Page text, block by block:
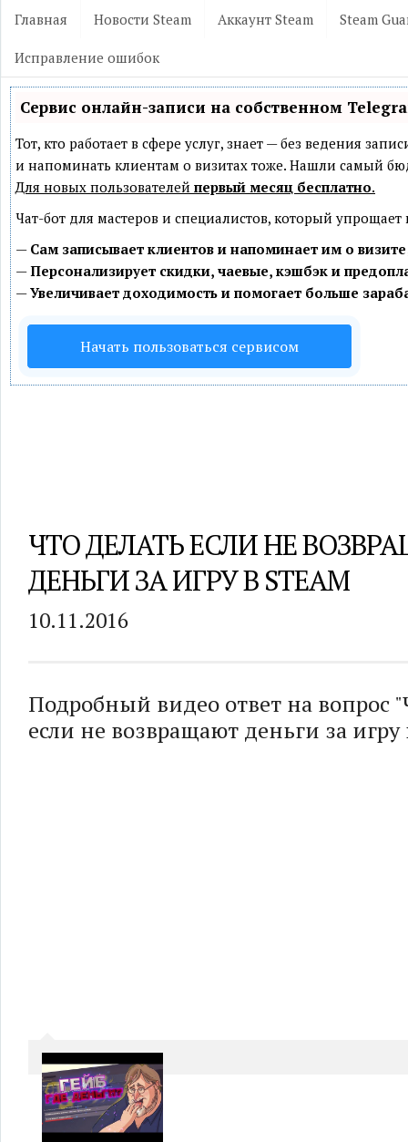
Главная Новости Steam Аккаунт Steam Steam
Исправление ошибок
Сервис онлайн-записи на собственном
Тот, кто работает в сфере услуг, знает — без ведения
и напоминать клиентам о визитах тоже. Нашли самый
Для новых пользователей первый месяц бесплатно.
Чат-бот для мастеров и специалистов, который
— Сам записывает клиентов и напоминает им о
—Персонализирует скидки, чаевые, кэшбэк и
—Увеличивает доходимость и помогает больше
Начать пользоваться сервисом
ЧТО ДЕЛАТЬ ЕСЛИ НЕ
ДЕНЬГИ ЗА ИГРУ В STEAM
10.11.2016
Подробный видео ответ на вопрос
если не возвращают деньги за игру